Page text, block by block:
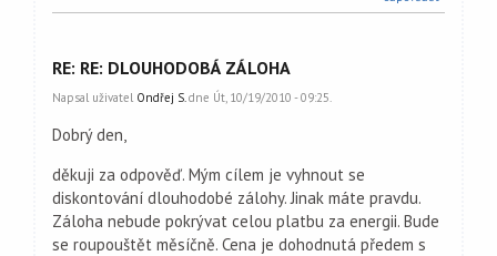
RE: RE: DLOUHODOBÁ ZÁLOHA
Napsal uživatel Ondřej S.dne Út, 10/19/2010 - 09:25.
Dobrý den,
děkuji za odpověď. Mým cílem je vyhnout se
diskontování dlouhodobé zálohy. Jinak máte pravdu.
Záloha nebude pokrývat celou platbu za energii. Bude
se roupouštět měsíčně. Cena je dohodnutá předem s